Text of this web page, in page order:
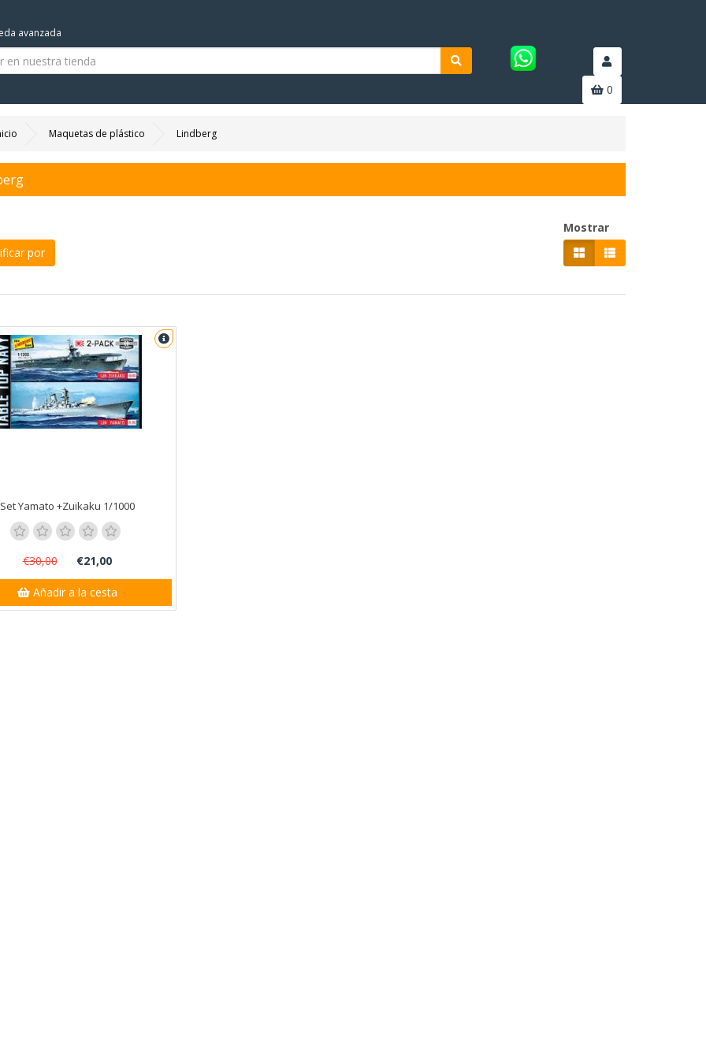
avanzada
0
Maquetas de plástico Lindberg
por
Mostrar
Set Yamato +Zuikaku 1/1000
€30,00 €21,00
Añadir a la cesta